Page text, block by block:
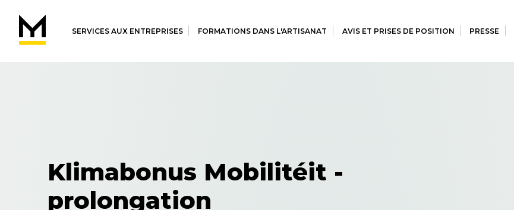
SERVICES AUX ENTREPRISES FORMATIONS DANS L'ARTISANAT AVIS ET PRISES DE POSITION PRESSE
Klimabonus Mobilitéit -
prolongation